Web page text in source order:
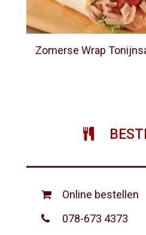
Zomerse Wrap
Online bestellen
078-673 4373